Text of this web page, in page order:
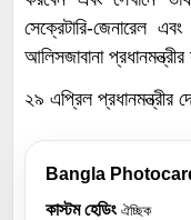
সেক্রেটারি-জেনারেল
আলিসজাবানা প্রধানমন্ত্রীর
২৯ এপ্রিল প্রধানমন্ত্রীর
Bangla
কাস্টম হেডিং ঐচ্ছিক